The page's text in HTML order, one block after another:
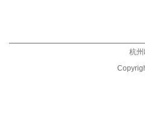
杭